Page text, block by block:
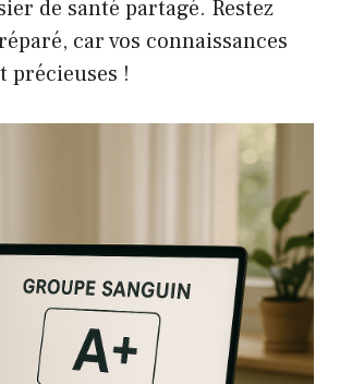
de santé partagé. Restez
car vos connaissances
précieuses !